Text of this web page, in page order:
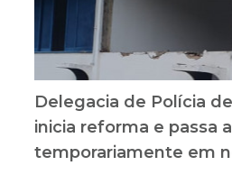
Delegacia de Polícia
inicia reforma e passa
temporariamente em